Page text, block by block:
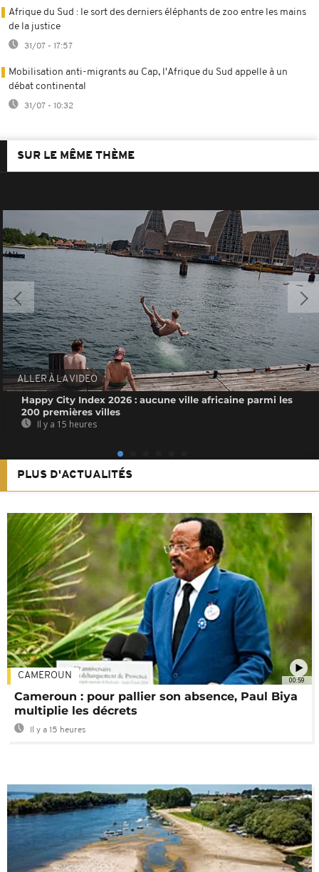
Afrique du Sud : le sort des derniers éléphants de zoo entre les mains
de la justice
31/07 - 17:57
Mobilisation anti-migrants au Cap, l'Afrique du Sud appelle à un
débat continental
31/07 - 10:32
SUR LE MÊME THÈME
ALLER À LA VIDEO
Happy City Index 2026 : aucune ville africaine parmi les
200 premières villes
Il y a 15 heures
PLUS D'ACTUALITÉS
00:59
CAMEROUN
Cameroun : pour pallier son absence, Paul Biya
multiplie les décrets
Il y a 15 heures